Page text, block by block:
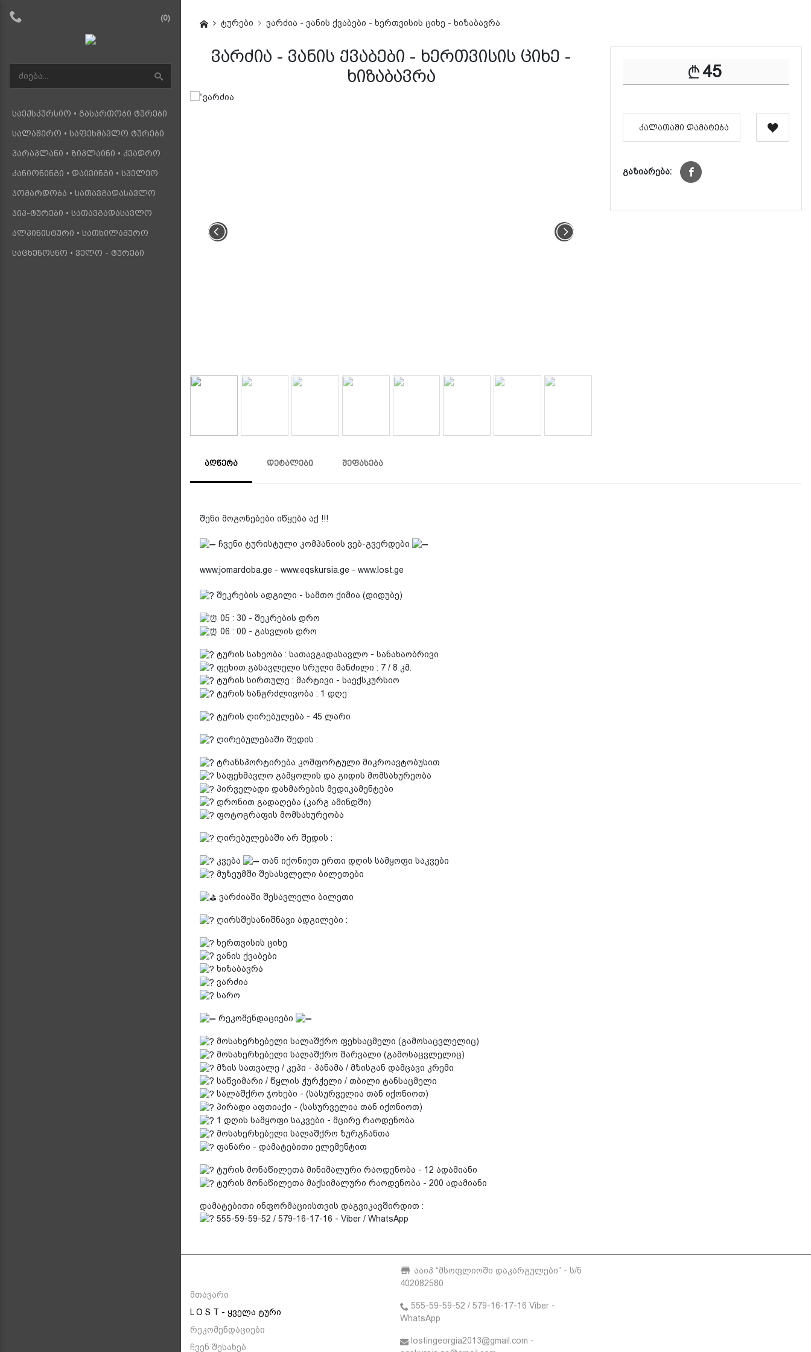
(0)
საექსკურსიო • გასართობი ტურები
სალაშქრო • საფეხმავლო ტურები
პარაპლანი • ზიპლაინი • კვადრო
კანიონინგი • დაივინგი • სპელეო
ჯომარდობა • სათავგადასავლო
ჯიპ-ტურები • სათავგადასავლო
ალპინისტური • სათხილამურო
საცხენოსნო • ველო - ტურები
ტურები ვარძია - ვანის ქვაბები - ხერთვისის ციხე - ხიზაბავრა
ვარძია - ვანის ქვაბები - ხერთვისის ციხე -
ხიზაბავრა
45
ᲙᲐᲚᲐᲗᲐᲨᲘ ᲓᲐᲛᲐᲢᲔᲑᲐ
გაზიარება:
ᲐᲦᲬᲔᲠᲐ ᲓᲔᲢᲐᲚᲔᲑᲘ ᲨᲔᲤᲐᲡᲔᲑᲐ
შენი მოგონებები იწყება აქ !!!
ჩვენი ტურისტული კომპანიის ვებ-გვერდები
www.jomardoba.ge - www.eqskursia.ge - www.lost.ge
შეკრების ადგილი - სამთო ქიმია (დიდუბე)
05 : 30 - შეკრების დრო
06 : 00 - გასვლის დრო
ტურის სახეობა : სათავგადასავლო - სანახაობრივი
ფეხით გასავლელი სრული მანძილი : 7 / 8 კმ.
ტურის სირთულე : მარტივი - საექსკურსიო
ტურის ხანგრძლივობა : 1 დღე
ტურის ღირებულება - 45 ლარი
ღირებულებაში შედის :
ტრანსპორტირება კომფორტული მიკროავტობუსით
საფეხმავლო გამყოლის და გიდის მომსახურეობა
პირველადი დახმარების მედიკამენტები
დრონით გადაღება (კარგ ამინდში)
ფოტოგრაფის მომსახურეობა
ღირებულებაში არ შედის :
კვება
თან იქონიეთ ერთი დღის სამყოფი საკვები
მუზეუმში შესასვლელი ბილეთები
ვარძიაში შესავლელი ბილეთი
ღირსშესანიშნავი ადგილები :
ხერთვისის ციხე
ვანის ქვაბები
ხიზაბავრა
ვარძია
სარო
რეკომენდაციები
მოსახერხებელი სალაშქრო ფეხსაცმელი (გამოსაცვლელიც)
მოსახერხებელი სალაშქრო შარვალი (გამოსაცვლელიც)
მზის სათვალე / კეპი - პანამა / მზისგან დამცავი კრემი
საწვიმარი / წყლის ჭურჭელი / თბილი ტანსაცმელი
სალაშქრო ჯოხები - (სასურველია თან იქონიოთ)
პირადი აფთიაქი - (სასურველია თან იქონიოთ)
1 დღის სამყოფი საკვები - მცირე რაოდენობა
მოსახერხებელი სალაშქრო ზურგჩანთა
ფანარი - დამატებითი ელემენტით
ტურის მონაწილეთა მინიმალური რაოდენობა - 12 ადამიანი
ტურის მონაწილეთა მაქსიმალური რაოდენობა - 200 ადამიანი
დამატებითი ინფორმაციისთვის დაგვიკავშირდით :
555-59-59-52 / 579-16-17-16 - Viber / WhatsApp
მთავარი
L O S T - ყველა ტური
რეკომენდაციები
ჩვენ შესახებ
ააიპ “მსოფლიოში დაკარგულები” - ს/ნ
402082580
555-59-59-52 / 579-16-17-16 Viber -
WhatsApp
lostingeorgia2013@gmail.com -